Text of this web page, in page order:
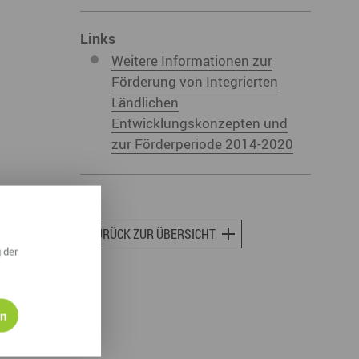
& Wellness
und Stauseen im Erzgebirge
Erzgebirge
Links
Weitere Informationen zur
Förderung von Integrierten
Ländlichen
Entwicklungskonzepten und
zur Förderperiode 2014-2020
ZURÜCK ZUR ÜBERSICHT
der